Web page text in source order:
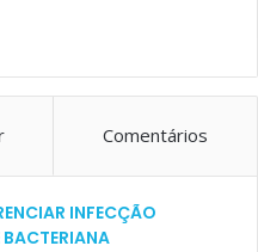
Comentários
INFECÇÃO